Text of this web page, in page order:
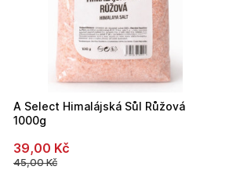
A Select Himalájská Sůl Růžová
1000g
39,00 Kč
45,00Kč